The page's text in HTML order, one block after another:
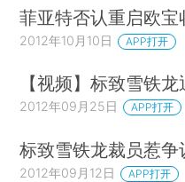
菲亚特否认重启欧宝
2012年10月10日 APP打开
【视频】标致雪铁
2012年09月25日 APP打开
标致雪铁龙裁员惹争
2012年09月12日 APP打开